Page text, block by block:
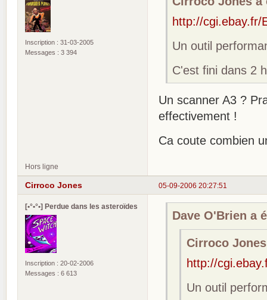
Inscription : 31-03-2005
Messages : 3 394
http://cgi.ebay.fr/
Un outil
C'est fini dans 2
Un scanner A3 ?
effectivement !
Ca coute combien
Hors ligne
05-09-2006 20:27:51
Cirroco Jones
[•°•°•] Perdue dans les asteroïdes
Inscription : 20-02-2006
Messages : 6 613
Dave O'Brien a
Cirroco
http://
Un outil